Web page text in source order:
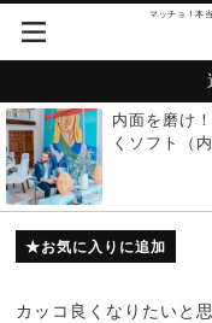
マッチョ！本
内面を磨け
くソフト（
お気に入りに追加
カッコ良くなりたいと